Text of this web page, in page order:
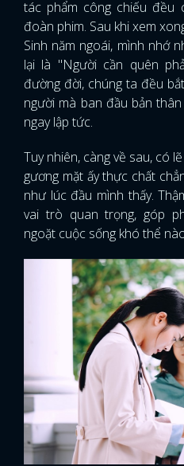
tác phẩm công chiếu
đoàn phim. Sau khi xem
Sinh năm ngoái, mình nhớ
lại là "Người cần quên
đường đời, chúng ta đều
người mà ban đầu bản
ngay lập tức.
Tuy nhiên, càng về sau, có
gương mặt ấy thực chất
như lúc đầu mình thấy.
vai trò quan trọng, góp
ngoặt cuộc sống khó thể